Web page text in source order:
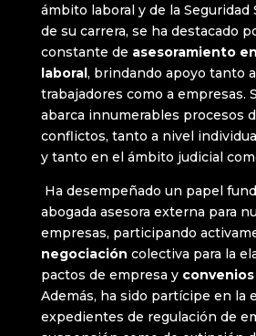
ámbito laboral y de la Seguridad
de su carrera, se ha destacado
constante de asesoramiento
laboral, brindando apoyo tanto
trabajadores como a empresas.
abarca innumerables procesos
conflictos, tanto a nivel
y tanto en el ámbito judicial
Ha desempeñado un papel
abogada asesora externa para
empresas, participando
negociación colectiva para la
pactos de empresa y
Además, ha sido partícipe en la
expedientes de regulación de